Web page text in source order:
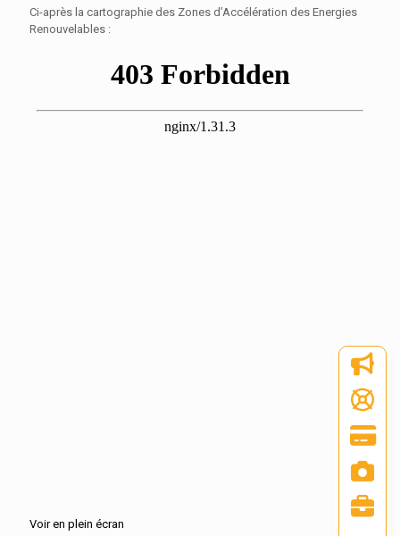
Ci-après la cartographie des Zones d’Accélération des Energies
Renouvelables :
Voir en plein écran